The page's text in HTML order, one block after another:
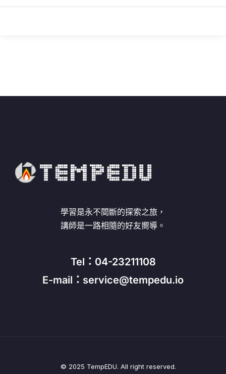
學習是永不間斷的探索之旅，
講師是一路相隨的好友嚮導。
Tel：04-23211108
E-mail：service@tempedu.io
© 2025 TempEDU. All right reserved.